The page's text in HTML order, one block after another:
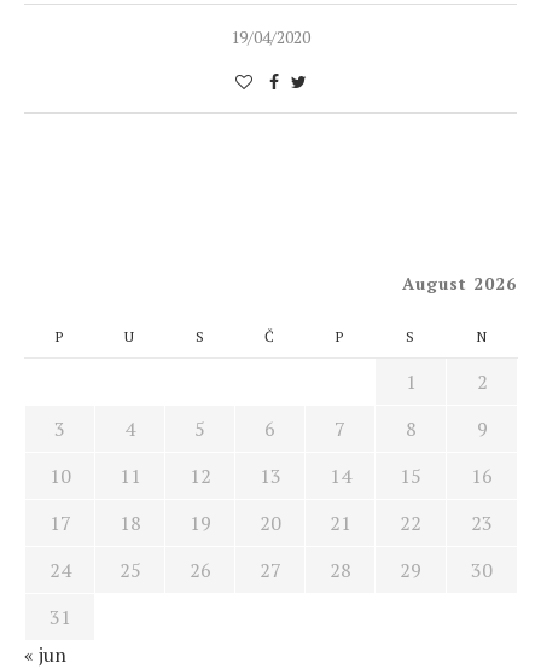
19/04/2020
August 2026
P U S Č P S N
1
2
3
4 5 6 7 8
9
10
11 12 13 14 15
16
17
18 19 20 21 22
23
24
25 26 27 28 29
30
31
« jun